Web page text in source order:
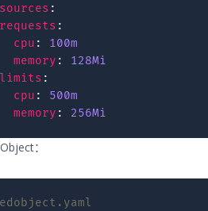
:
requests :
cpu :
100m
memory :
128Mi
limits :
cpu :
500m
memory : 256Mi
：